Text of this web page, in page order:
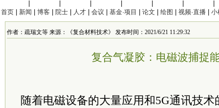
首页
新闻 博客 院士 人才 会议 基金·项目 论文 绘图 视频·直播 小
作者：疏瑞文等 来源：《复合材料技术》 发布时间：2021/6/21 11:29:32
复合气凝胶：电磁波捕捉
随着电磁设备的大量应用和5G通讯技